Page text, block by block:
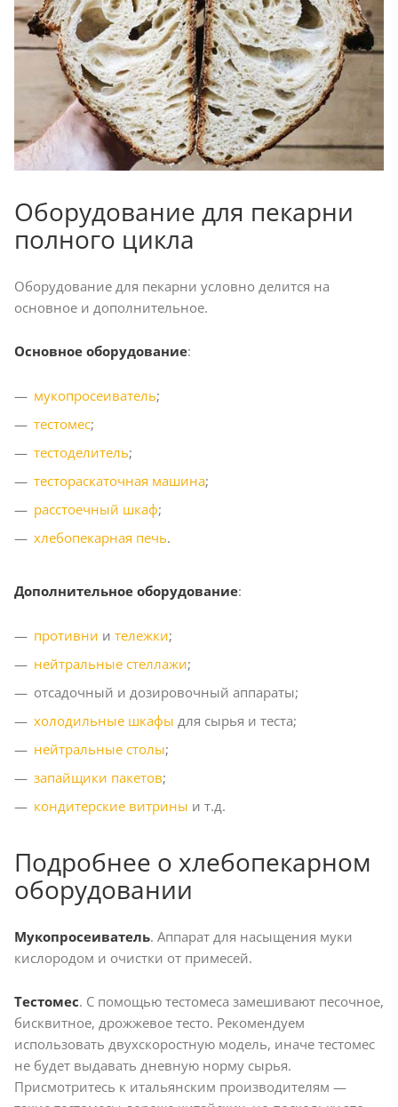
Оборудование для пекарни
полного цикла
Оборудование для пекарни условно делится на
основное и дополнительное.
Основное оборудование:
мукопросеиватель;
тестомес;
тестоделитель;
тестораскаточная машина;
расстоечный шкаф;
хлебопекарная печь.
Дополнительное оборудование:
противни и тележки;
нейтральные стеллажи;
отсадочный и дозировочный аппараты;
холодильные шкафы для сырья и теста;
нейтральные столы;
запайщики пакетов;
кондитерские витрины и т.д.
Подробнее о хлебопекарном
оборудовании
Мукопросеиватель. Аппарат для насыщения муки
кислородом и очистки от примесей.
Тестомес. С помощью тестомеса замешивают песочное,
бисквитное, дрожжевое тесто. Рекомендуем
использовать двухскоростную модель, иначе тестомес
не будет выдавать дневную норму сырья.
Присмотритесь к итальянским производителям —